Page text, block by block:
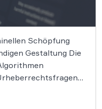
Schöpfung
Gestaltung Die
Fragen auf, die